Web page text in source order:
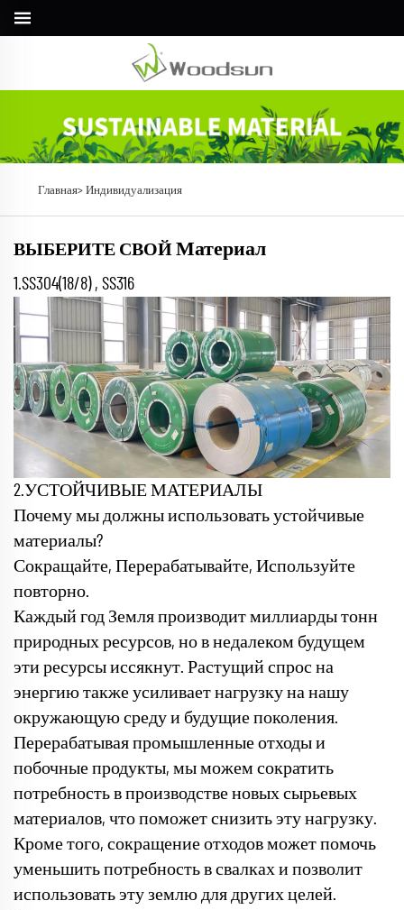
Главная> Индивидуализация
ВЫБЕРИТЕ СВОЙ Материал
1.SS304(18/8) , SS316
2.УСТОЙЧИВЫЕ МАТЕРИАЛЫ
Почему мы должны использовать устойчивые
материалы?
Сокращайте, Перерабатывайте, Используйте
повторно.
Каждый год Земля производит миллиарды тонн
природных ресурсов, но в недалеком будущем
эти ресурсы иссякнут. Растущий спрос на
энергию также усиливает нагрузку на нашу
окружающую среду и будущие поколения.
Перерабатывая промышленные отходы и
побочные продукты, мы можем сократить
потребность в производстве новых сырьевых
материалов, что поможет снизить эту нагрузку.
Кроме того, сокращение отходов может помочь
уменьшить потребность в свалках и позволит
использовать эту землю для других целей.